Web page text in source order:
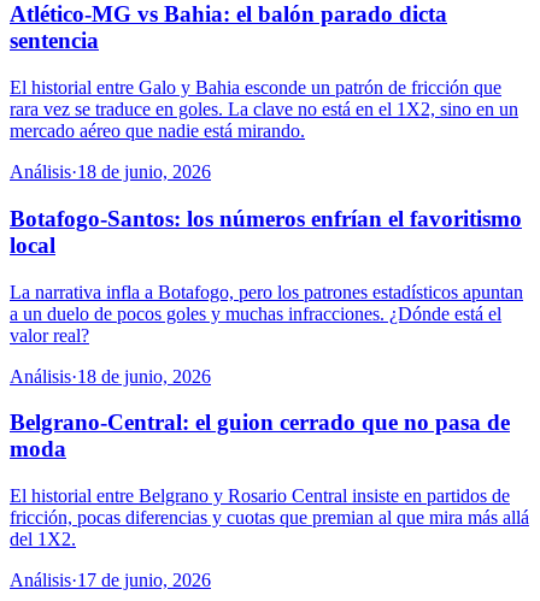
Atlético-MG vs Bahia: el balón parado dicta
sentencia
El historial entre Galo y Bahia esconde un patrón de fricción que
rara vez se traduce en goles. La clave no está en el 1X2, sino en un
mercado aéreo que nadie está mirando.
Análisis·18 de junio, 2026
Botafogo-Santos: los números enfrían el favoritismo
local
La narrativa infla a Botafogo, pero los patrones estadísticos apuntan
a un duelo de pocos goles y muchas infracciones. ¿Dónde está el
valor real?
Análisis·18 de junio, 2026
Belgrano-Central: el guion cerrado que no pasa de
moda
El historial entre Belgrano y Rosario Central insiste en partidos de
fricción, pocas diferencias y cuotas que premian al que mira más allá
del 1X2.
Análisis·17 de junio, 2026